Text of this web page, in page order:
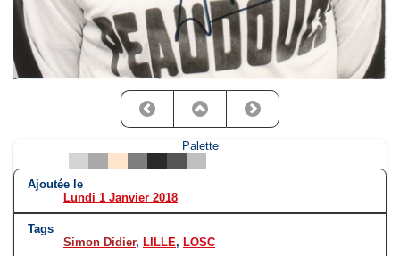
Palette
Ajoutée le
Lundi 1 Janvier 2018
Tags
Simon Didier, LILLE, LOSC